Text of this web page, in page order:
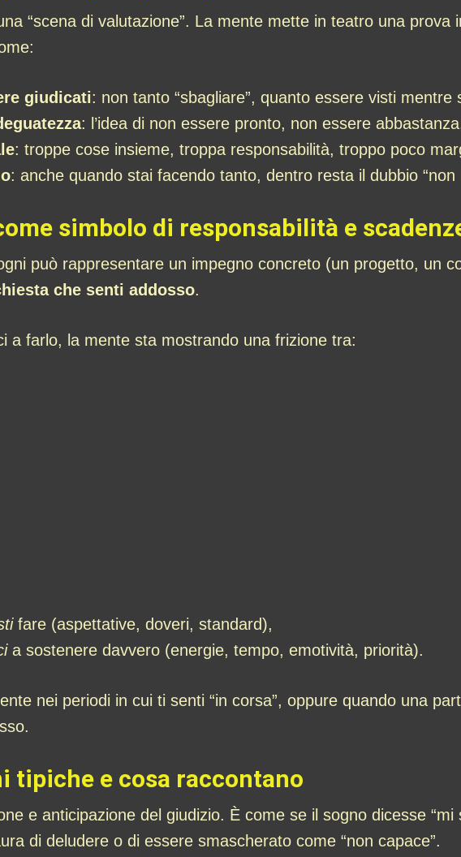
“scena di valutazione”. La mente mette in teatro una
giudicati: non tanto “sbagliare”, quanto essere visti mentre
: l’idea di non essere pronto, non essere
: troppe cose insieme, troppa responsabilità, troppo poco
: anche quando stai facendo tanto, dentro resta il dubbio “non
simbolo di responsabilità e
può rappresentare un impegno concreto (un progetto, un
che senti addosso.
a farlo, la mente sta mostrando una frizione tra:
fare (aspettative, doveri, standard),
a sostenere davvero (energie, tempo, emotività, priorità).
nei periodi in cui ti senti “in corsa”, oppure quando una
tipiche e cosa raccontano
e anticipazione del giudizio. È come se il sogno dicesse “mi
di deludere o di essere smascherato come “non capace”.